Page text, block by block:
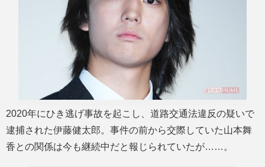
2020年にひき逃げ事故を起こし、道路交通法違反の疑いで
逮捕された伊藤健太郎。事件の前から交際していた山本舞
香との関係は今も継続中だと報じられていたが……。